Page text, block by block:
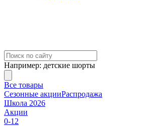
Например: детские шорты
Все товары
Сезонные акцииРаспродажа
Школа 2026
Акции
0-12